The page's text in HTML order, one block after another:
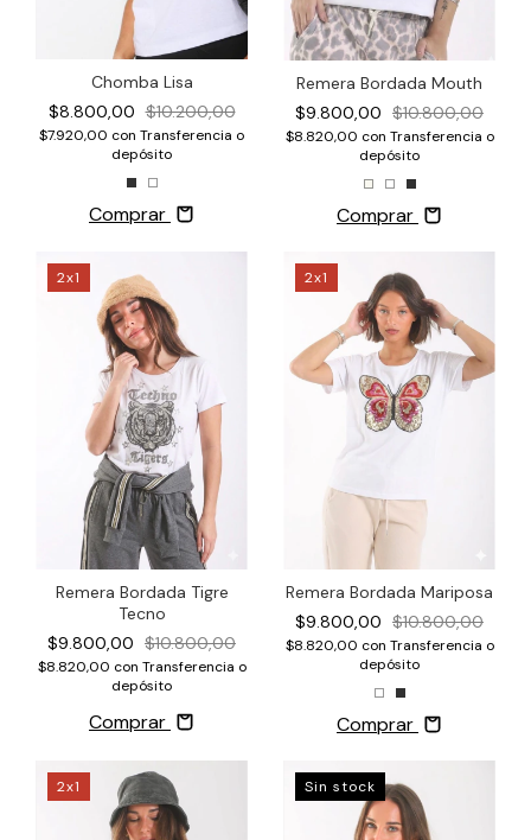
Chomba Lisa
$8.800,00 $10.200,00
$7.920,00 con Transferencia o
depósito
Comprar
Remera Bordada Mouth
$9.800,00 $10.800,00
$8.820,00 con Transferencia o
depósito
Comprar
2x1
Remera Bordada Tigre
Tecno
$9.800,00 $10.800,00
$8.820,00 con Transferencia o
depósito
Comprar
2x1
Remera Bordada Mariposa
$9.800,00 $10.800,00
$8.820,00 con Transferencia o
depósito
Comprar
2x1 Sin stock